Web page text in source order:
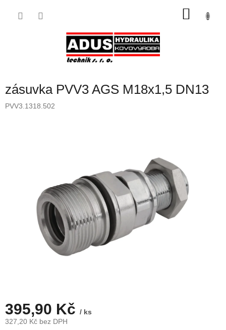
zásuvka PVV3 AGS M18x1,5 DN13
PVV3.1318.502
395,90 Kč / ks
327,20 Kč bez DPH